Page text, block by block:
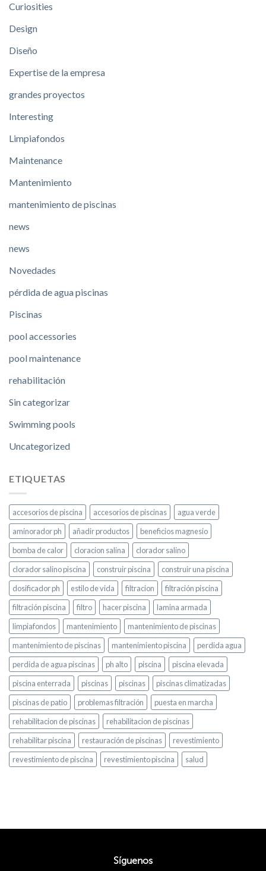
Curiosities
Design
Diseño
Expertise de la empresa
grandes proyectos
Interesting
Limpiafondos
Maintenance
Mantenimiento
mantenimiento de piscinas
news
news
Novedades
pérdida de agua piscinas
Piscinas
pool accessories
pool maintenance
rehabilitación
Sin categorizar
Swimming pools
Uncategorized
ETIQUETAS
accesorios de piscina accesorios de piscinas
agua verde
aminorador ph
añadir productos
beneficios magnesio
bomba de calor
cloracion salina
clorador salino
clorador salino piscina
construir piscina
construir una piscina
dosificador ph
estilo de vida filtracion
filtración piscina
filtración piscina
filtro hacer piscina
lamina armada
limpiafondos
mantenimiento
mantenimiento de piscinas
mantenimiento de piscinas
mantenimiento piscina
perdida agua
perdida de agua piscinas
ph alto piscina
piscina elevada
piscina enterrada
piscinas piscinas
piscinas climatizadas
piscinas de patio
problemas filtración
puesta en marcha
rehabilitacion de piscinas
rehabilitacion de piscinas
rehabilitar piscina
restauración de piscinas
revestimiento
revestimiento de piscina
revestimiento piscina salud
Síguenos